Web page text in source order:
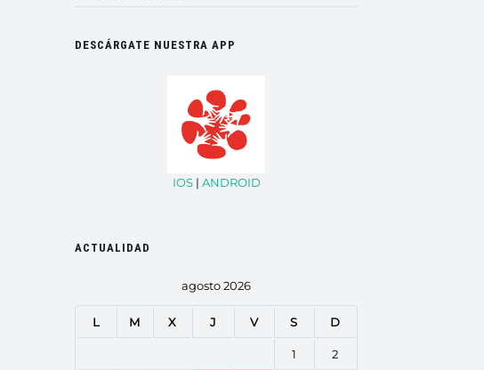
DESCÁRGATE NUESTRA APP
IOS| ANDROID
ACTUALIDAD
agosto 2026
L M X J V S D
1 2